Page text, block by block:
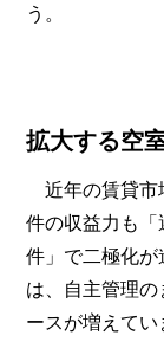
う。
拡大する空
近年の賃貸市
件の収益力も
件」で二極化
は、自主管理
ースが増えてい